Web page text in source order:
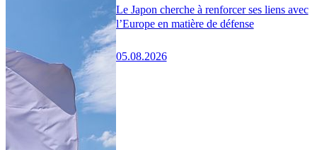
Le Japon cherche à renforcer ses liens avec
l’Europe en matière de défense
05.08.2026